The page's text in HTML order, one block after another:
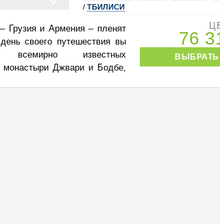
/ ТБИЛИСИ
Грузия и Армения – пленят
своего путешествия вы
всемирно известных
монастыри Джвари и Бодбе,
76
ВЫБРАТЬ